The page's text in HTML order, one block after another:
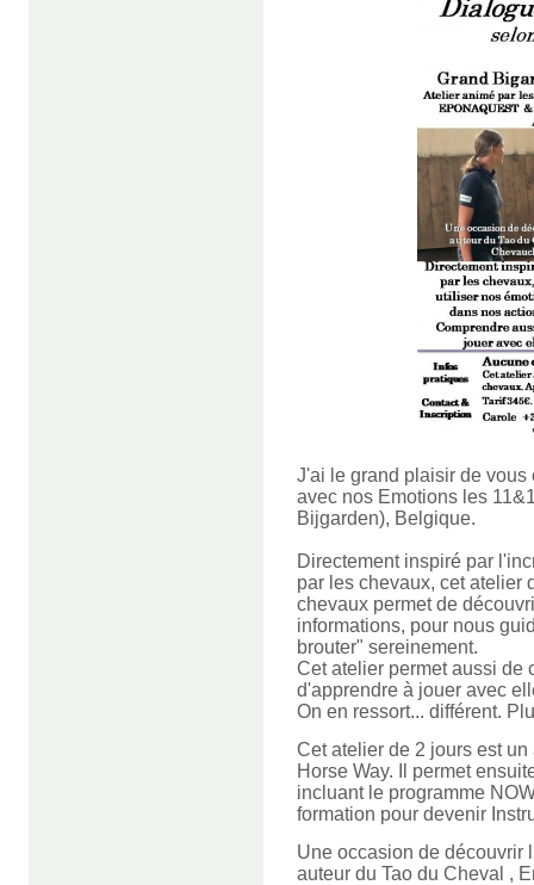
J'ai le grand plaisir de
avec nos Emotions les
Bijgarden), Belgique.
Directement inspiré par
par les chevaux, cet atelier
chevaux permet de
informations, pour nous
brouter" sereinement.
Cet atelier permet aussi de
d'apprendre à jouer avec
On en ressort... différent.
Cet atelier de 2 jours est
Horse Way. Il permet
incluant le programme
formation pour devenir
Une occasion de découvrir
auteur du Tao du Cheval ,